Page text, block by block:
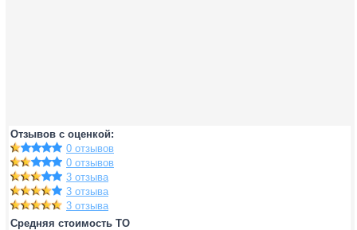
Отзывов с оценкой:
0 отзывов
0 отзывов
3 отзыва
3 отзыва
3 отзыва
Средняя стоимость ТО